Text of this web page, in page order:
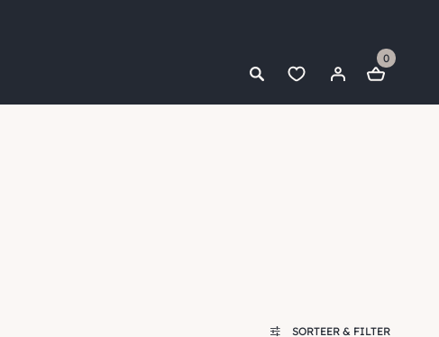
0
SORTEER & FILTER